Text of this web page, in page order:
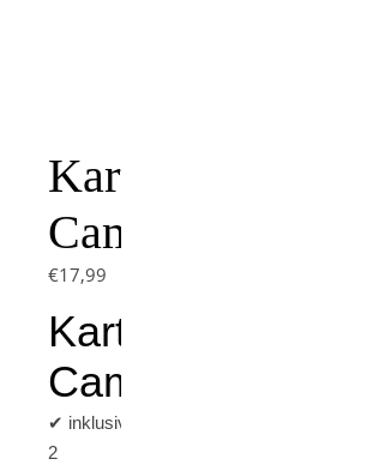
Kartuschenkocher
Camper
€17,99
Kartuschenkocher
Camper
✔ inklusive
2